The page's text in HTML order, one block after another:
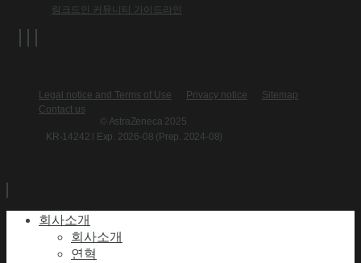
링크드인 커뮤니티 가이드라인
Legal notice and Terms of Use Privacy notice
Sitemap
Contact us
© AstraZeneca 2025
KR-14242 l Exp. 2026-08 (Prep. 2024-08)
회사소개
회사소개
연혁